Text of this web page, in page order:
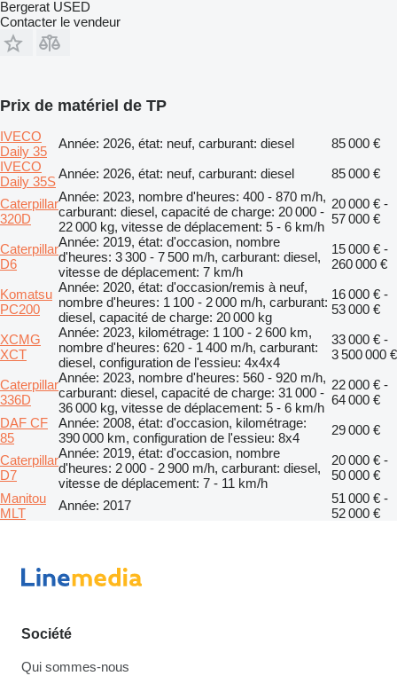
Bergerat USED
Contacter le vendeur
Prix de matériel de TP
IVECO
Daily 35
Année: 2026, état: neuf, carburant: diesel
85 000 €
IVECO
Daily 35S
Année: 2026, état: neuf, carburant: diesel
85 000 €
Caterpillar
320D
Année: 2023, nombre d'heures: 400 - 870 m/h,
carburant: diesel, capacité de charge: 20 000 -
22 000 kg, vitesse de déplacement: 5 - 6 km/h
20 000 € -
57 000 €
Caterpillar
D6
Année: 2019, état: d'occasion, nombre
d'heures: 3 300 - 7 500 m/h, carburant: diesel,
vitesse de déplacement: 7 km/h
15 000 € -
260 000 €
Komatsu
PC200
Année: 2020, état: d'occasion/remis à neuf,
nombre d'heures: 1 100 - 2 000 m/h, carburant:
diesel, capacité de charge: 20 000 kg
16 000 € -
53 000 €
XCMG
XCT
Année: 2023, kilométrage: 1 100 - 2 600 km,
nombre d'heures: 620 - 1 400 m/h, carburant:
diesel, configuration de l'essieu: 4x4x4
33 000 € -
3 500 000 €
Caterpillar
336D
Année: 2023, nombre d'heures: 560 - 920 m/h,
carburant: diesel, capacité de charge: 31 000 -
36 000 kg, vitesse de déplacement: 5 - 6 km/h
22 000 € -
64 000 €
DAF CF
85
Année: 2008, état: d'occasion, kilométrage:
390 000 km, configuration de l'essieu: 8x4
29 000 €
Caterpillar
D7
Année: 2019, état: d'occasion, nombre
d'heures: 2 000 - 2 900 m/h, carburant: diesel,
vitesse de déplacement: 7 - 11 km/h
20 000 € -
50 000 €
Manitou
MLT
Année: 2017
51 000 € -
52 000 €
Société
Qui sommes-nous